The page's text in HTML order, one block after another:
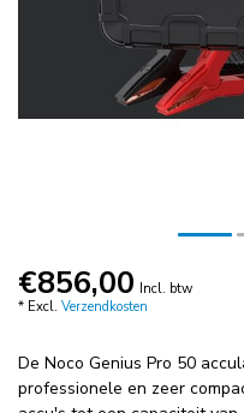
€856,00 Incl. btw
* Excl. Verzendkosten
De Noco Genius Pro 50
professionele en zeer